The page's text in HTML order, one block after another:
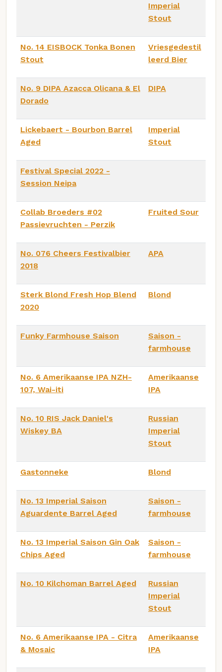
Imperial
Stout
No. 14 EISBOCK Tonka Bonen
Stout
Vriesgedestil
leerd Bier
No. 9 DIPA Azacca Olicana & El
Dorado
DIPA
Lickebaert - Bourbon Barrel
Aged
Imperial
Stout
Festival Special 2022 -
Session Neipa
Collab Broeders #02
Passievruchten - Perzik
Fruited Sour
No. 076 Cheers Festivalbier
2018
APA
Sterk Blond Fresh Hop Blend
2020
Blond
Funky Farmhouse Saison
Saison -
farmhouse
No. 6 Amerikaanse IPA NZH-
107, Wai-iti
Amerikaanse
IPA
No. 10 RIS Jack Daniel's
Wiskey BA
Russian
Imperial
Stout
Gastonneke Blond
No. 13 Imperial Saison
Aguardente Barrel Aged
Saison -
farmhouse
No. 13 Imperial Saison Gin Oak
Chips Aged
Saison -
farmhouse
No. 10 Kilchoman Barrel Aged
Russian
Imperial
Stout
No. 6 Amerikaanse IPA - Citra
& Mosaic
Amerikaanse
IPA